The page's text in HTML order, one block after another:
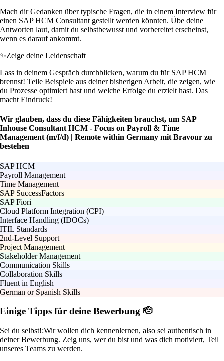
Mach dir Gedanken über typische Fragen, die in einem Interview für
einen SAP HCM Consultant gestellt werden könnten. Übe deine
Antworten laut, damit du selbstbewusst und vorbereitet erscheinst,
wenn es darauf ankommt.
✨Zeige deine Leidenschaft
Lass in deinem Gespräch durchblicken, warum du für SAP HCM
brennst! Teile Beispiele aus deiner bisherigen Arbeit, die zeigen, wie
du Prozesse optimiert hast und welche Erfolge du erzielt hast. Das
macht Eindruck!
Wir glauben, dass du diese Fähigkeiten brauchst, um SAP
Inhouse Consultant HCM - Focus on Payroll & Time
Management (m/f/d) | Remote within Germany mit Bravour zu
bestehen
SAP HCM
Payroll Management
Time Management
SAP SuccessFactors
SAP Fiori
Cloud Platform Integration (CPI)
Interface Handling (IDOCs)
ITIL Standards
2nd-Level Support
Project Management
Stakeholder Management
Communication Skills
Collaboration Skills
Fluent in English
German or Spanish Skills
Einige Tipps für deine Bewerbung 🫡
Sei du selbst!:Wir wollen dich kennenlernen, also sei authentisch in
deiner Bewerbung. Zeig uns, wer du bist und was dich motiviert, Teil
unseres Teams zu werden.